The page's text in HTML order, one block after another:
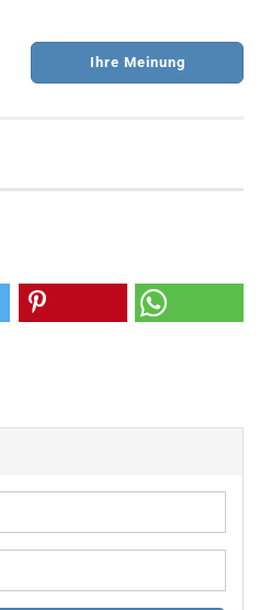
Ihre Meinung